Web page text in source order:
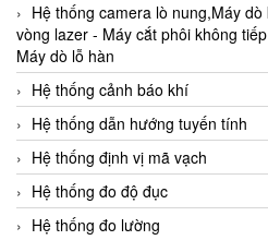
Hệ thống camera lò nung,Máy
vòng lazer - Máy cắt phôi không
Máy dò lỗ hàn
Hệ thống cảnh báo khí
Hệ thống dẫn hướng tuyến tính
Hệ thống định vị mã vạch
Hệ thống đo độ đục
Hệ thống đo lường